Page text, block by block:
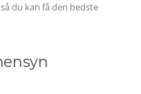
du kan få den bedste